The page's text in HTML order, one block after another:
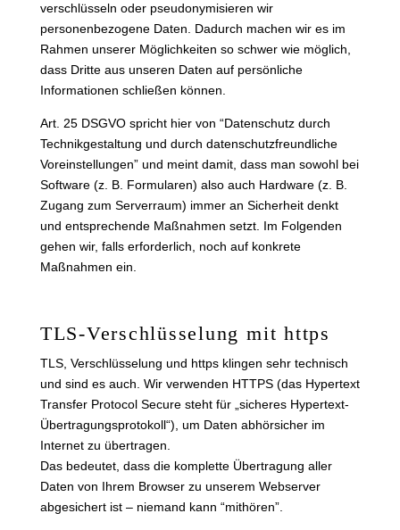
verschlüsseln oder pseudonymisieren wir
personenbezogene Daten. Dadurch machen wir es im
Rahmen unserer Möglichkeiten so schwer wie möglich,
dass Dritte aus unseren Daten auf persönliche
Informationen schließen können.
Art. 25 DSGVO spricht hier von “Datenschutz durch
Technikgestaltung und durch datenschutzfreundliche
Voreinstellungen” und meint damit, dass man sowohl bei
Software (z. B. Formularen) also auch Hardware (z. B.
Zugang zum Serverraum) immer an Sicherheit denkt
und entsprechende Maßnahmen setzt. Im Folgenden
gehen wir, falls erforderlich, noch auf konkrete
Maßnahmen ein.
TLS-Verschlüsselung mit https
TLS, Verschlüsselung und https klingen sehr technisch
und sind es auch. Wir verwenden HTTPS (das Hypertext
Transfer Protocol Secure steht für „sicheres Hypertext-
Übertragungsprotokoll“), um Daten abhörsicher im
Internet zu übertragen.
Das bedeutet, dass die komplette Übertragung aller
Daten von Ihrem Browser zu unserem Webserver
abgesichert ist – niemand kann “mithören”.